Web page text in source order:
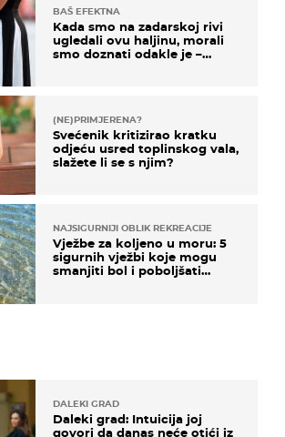
DALEKI GRAD
Daleki grad: Intuicija joj
govori da danas neće otići iz
BAŠ EFEKTNA
Kada smo na zadarskoj rivi
ugledali ovu haljinu, morali
smo doznati odakle je –
(NE)PRIMJERENA?
Svećenik kritizirao kratku
odjeću usred toplinskog vala,
slažete li se s njim?
NAJSIGURNIJI OBLIK REKREACIJE
Vježbe za koljeno u moru: 5
sigurnih vježbi koje mogu
smanjiti bol i poboljšati